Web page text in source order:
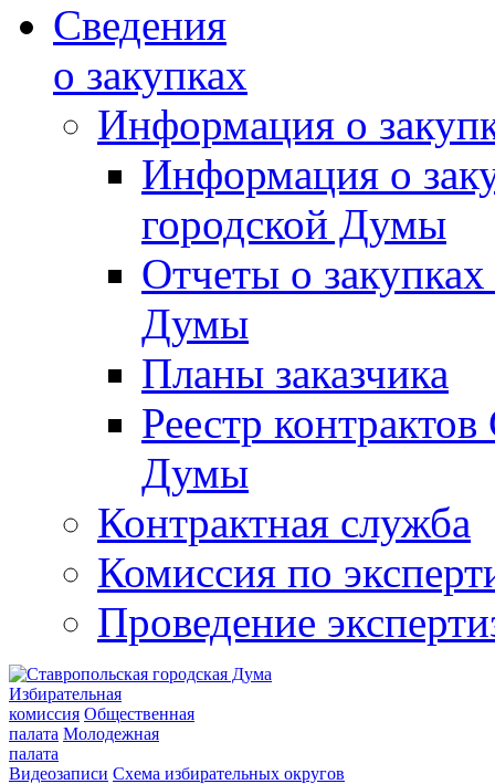
Сведения
о закупках
Информация о
Информация о
городской Думы
Отчеты о
Думы
Планы заказчика
Реестр
Думы
Контрактная служба
Комиссия по
Проведение
Избирательная
комиссия Общественная
палата Молодежная
палата
Видеозаписи Схема избирательных округов